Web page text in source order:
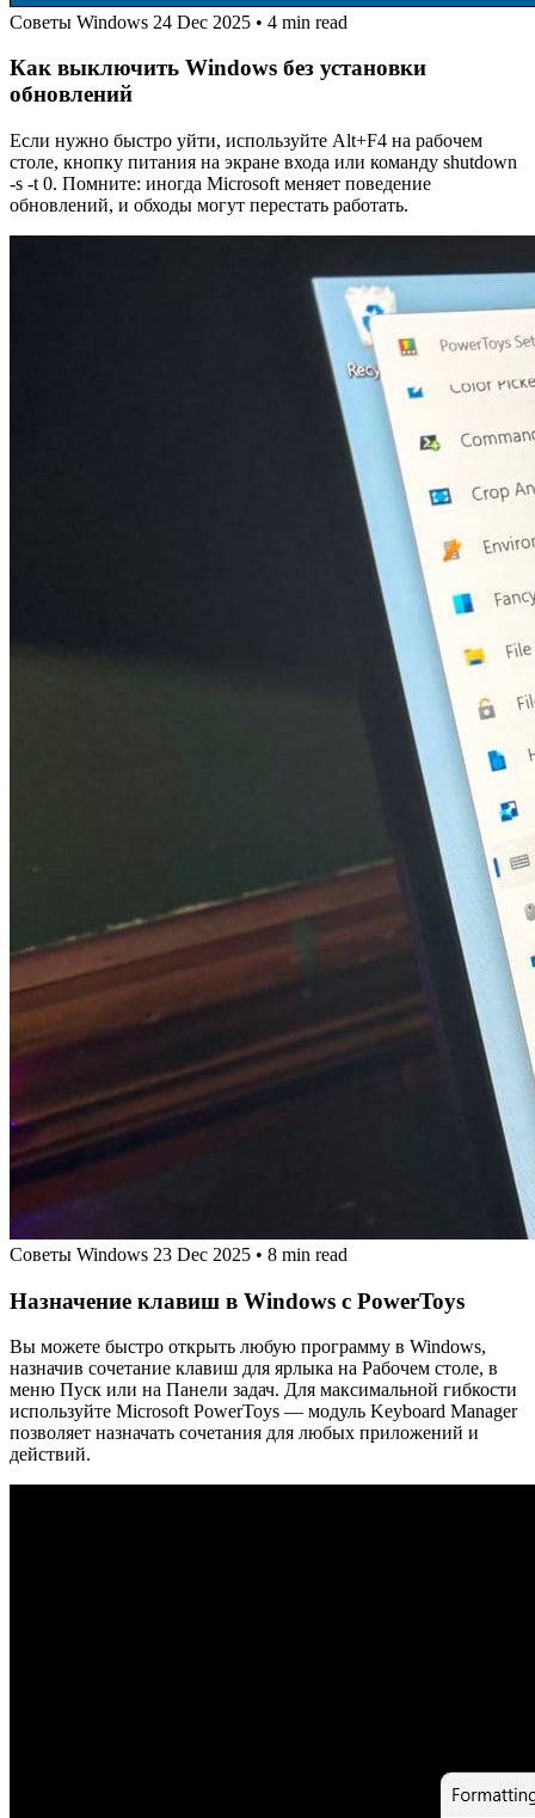
Советы Windows 24 Dec 2025 • 4 min read
Как выключить Windows без установки
обновлений
Если нужно быстро уйти, используйте Alt+F4 на рабочем
столе, кнопку питания на экране входа или команду shutdown
-s -t 0. Помните: иногда Microsoft меняет поведение
обновлений, и обходы могут перестать работать.
Советы Windows 23 Dec 2025 • 8 min read
Назначение клавиш в Windows с PowerToys
Вы можете быстро открыть любую программу в Windows,
назначив сочетание клавиш для ярлыка на Рабочем столе, в
меню Пуск или на Панели задач. Для максимальной гибкости
используйте Microsoft PowerToys — модуль Keyboard Manager
позволяет назначать сочетания для любых приложений и
действий.